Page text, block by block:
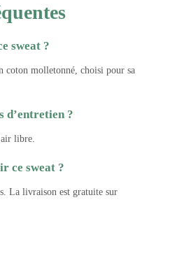
sweat ?
coton molletonné, choisi pour sa
d’entretien ?
libre.
ce sweat ?
La livraison est gratuite sur